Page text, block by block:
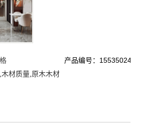
产品编号：1553502442
木材质量 原木木材